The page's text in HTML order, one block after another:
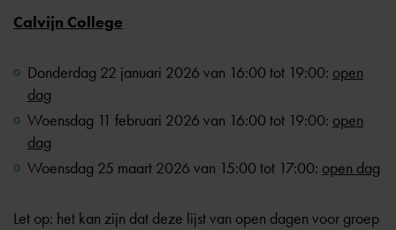
Calvijn College
Donderdag 22 januari 2026 van 16:00 tot 19:00: open
dag
Woensdag 11 februari 2026 van 16:00 tot 19:00: open
dag
Woensdag 25 maart 2026 van 15:00 tot 17:00: open dag
Let op: het kan zijn dat deze lijst van open dagen voor groep